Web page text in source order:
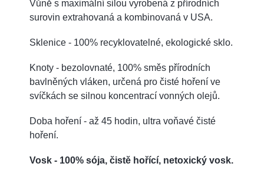
Vůně s maximální silou vyrobená z přírodních
surovin extrahovaná a kombinovaná v USA.
Sklenice - 100% recyklovatelné, ekologické sklo.
Knoty - bezolovnaté, 100% směs přírodních
bavlněných vláken, určená pro čisté hoření ve
svíčkách se silnou koncentrací vonných olejů.
Doba hoření - až 45 hodin, ultra voňavé čisté
hoření.
Vosk - 100% sója, čistě hořící, netoxický vosk.